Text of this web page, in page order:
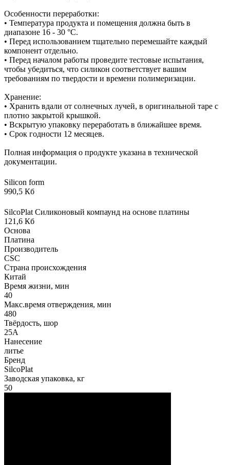
Особенности переработки:
• Температура продукта и помещения должна быть в
диапазоне 16 - 30 °C.
• Перед использованием тщательно перемешайте каждый
компонент отдельно.
• Перед началом работы проведите тестовые испытания,
чтобы убедиться, что силикон соответствует вашим
требованиям по твердости и времени полимеризации.
Хранение:
• Хранить вдали от солнечных лучей, в оригинальной таре с
плотно закрытой крышкой.
• Вскрытую упаковку переработать в ближайшее время.
• Срок годности 12 месяцев.
Полная информация о продукте указана в технической
документации.
Silicon form
990,5 Кб
SilcoPlat Силиконовый компаунд на основе платины
121,6 Кб
Основа
Платина
Производитель
CSC
Страна происхождения
Китай
Время жизни, мин
40
Макс.время отверждения, мин
480
Твёрдость, шор
25А
Нанесение
литье
Бренд
SilcoPlat
Заводская упаковка, кг
50